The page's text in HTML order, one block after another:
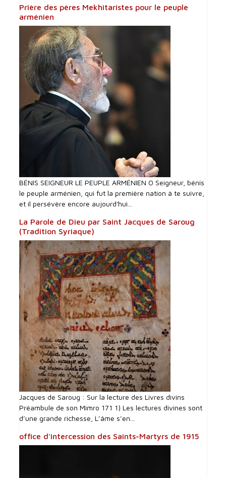
Prière des pères Mekhitaristes pour le peuple
arménien
BÉNIS SEIGNEUR LE PEUPLE ARMÉNIEN O Seigneur, bénis
le peuple arménien, qui fut la première nation à te suivre,
et il persévère encore aujourd'hui...
La Parole de Dieu par Saint Jacques de Saroug
(Tradition Syriaque)
Jacques de Saroug : Sur la lecture des Livres divins
Préambule de son Mimro 171 1) Les lectures divines sont
d’une grande richesse, L’âme s’en...
office d'intercession des Saints-Martyrs de 1915